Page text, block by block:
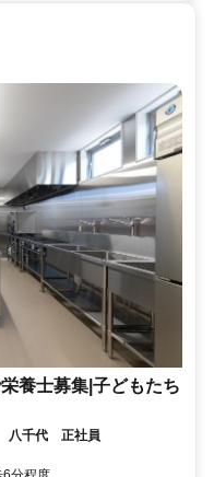
養士募集|子どもたち
千代 正社員